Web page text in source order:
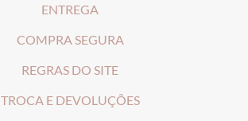
ENTREGA
COMPRA SEGURA
REGRAS DO SITE
TROCA E DEVOLUÇÕES